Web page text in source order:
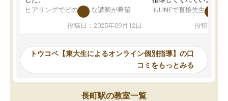
ヒアリングでどのような講師が希望
か、オプションは付帯するかなど選ぶ
事が出来ました。
ーティングを行い、その講師で良いか
見てから講師を決定する事ができま
す。
うちの子は、初回面談の講師の方で決
投稿日：2025年09月12日
もLINEで直接先生に質問
めれるので、個人に合
いなのがあり(有料)、受
ことをどんなスケジュー
くか相談したのですが、
ち期待したものではなく
投稿日：
トウコベ【東大生によるオンライン個別指導】の口
コミをもっとみる
長町駅の教室一覧